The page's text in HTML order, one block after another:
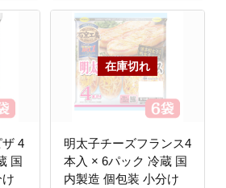
4
国
明太子チーズフランス4
本入 × 6パック 冷蔵 国
内製造 個包装 小分け